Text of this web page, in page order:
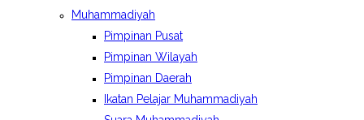
Muhammadiyah
Pimpinan Pusat
Pimpinan Wilayah
Pimpinan Daerah
Ikatan Pelajar Muhammadiyah